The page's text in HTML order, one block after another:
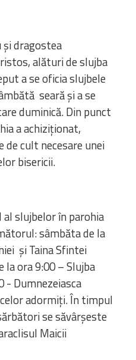
şi dragostea
alături de slujba
a se oficia slujbele
seară şi a se
duminică. Din punct
a achiziţionat,
cult necesare unei
bisericii.
slujbelor în parohia
sâmbăta de la
și Taina Sfintei
la ora 9:00 – Slujba
- Dumnezeiasca
adormiți. În timpul
se săvârșeste
Maicii